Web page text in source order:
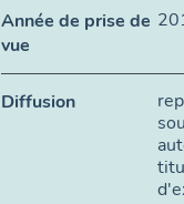
Année de prise de
vue
Diffusion